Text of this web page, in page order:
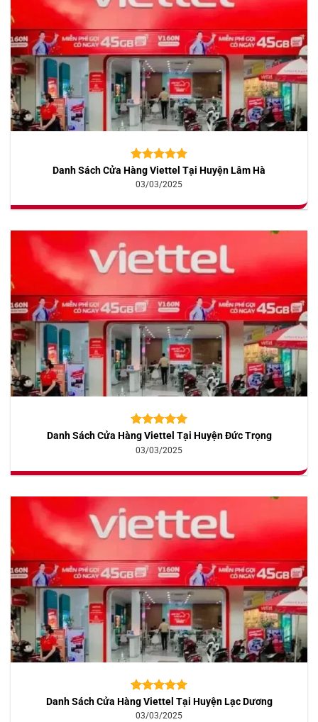
5.00trên 5
dựa trên
10
Danh Sách Cửa Hàng Viettel Tại Huyện Lâm Hà
03/03/2025
5.00trên 5
dựa trên
10
Danh Sách Cửa Hàng Viettel Tại Huyện Đức Trọng
03/03/2025
5.00trên 5
dựa trên
10
Danh Sách Cửa Hàng Viettel Tại Huyện Lạc Dương
03/03/2025